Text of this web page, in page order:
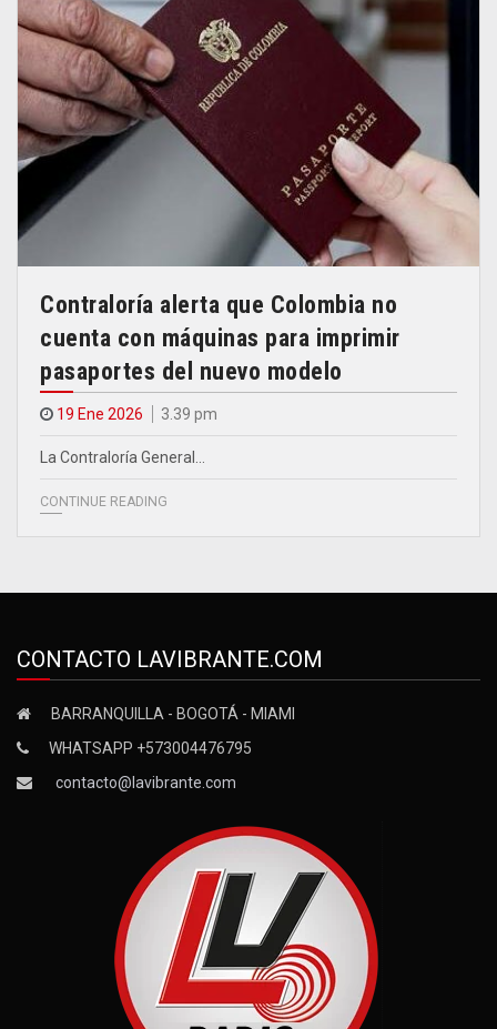
Contraloría alerta que Colombia no
cuenta con máquinas para imprimir
pasaportes del nuevo modelo
19 Ene 2026 3.39 pm
La Contraloría General…
CONTINUE READING
CONTACTO LAVIBRANTE.COM
BARRANQUILLA - BOGOTÁ - MIAMI
WHATSAPP +573004476795
contacto@lavibrante.com